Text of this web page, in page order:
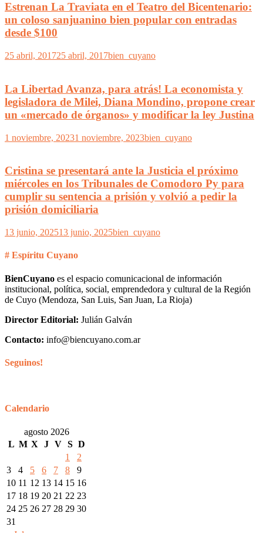
Estrenan La Traviata en el Teatro del Bicentenario:
un coloso sanjuanino bien popular con entradas
desde $100
25 abril, 201725 abril, 2017bien_cuyano
La Libertad Avanza, para atrás! La economista y
legisladora de Milei, Diana Mondino, propone crear
un «mercado de órganos» y modificar la ley Justina
1 noviembre, 20231 noviembre, 2023bien_cuyano
Cristina se presentará ante la Justicia el próximo
miércoles en los Tribunales de Comodoro Py para
cumplir su sentencia a prisión y volvió a pedir la
prisión domiciliaria
13 junio, 202513 junio, 2025bien_cuyano
# Espíritu Cuyano
BienCuyano es el espacio comunicacional de información
institucional, política, social, emprendedora y cultural de la Región
de Cuyo (Mendoza, San Luis, San Juan, La Rioja)
Director Editorial: Julián Galván
Contacto: info@biencuyano.com.ar
Seguinos!
Calendario
agosto 2026
L M X J V S D
1
2
3
4 5 6 7 8
9
10 11 12 13 14 15 16
17 18 19 20 21 22 23
24 25 26 27 28 29 30
31